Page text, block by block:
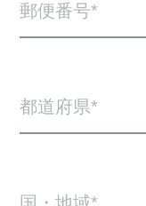
郵便番号
都道府県